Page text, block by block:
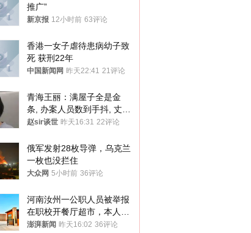
推广”
新京报 12小时前 63评论
香港一女子虐待患病幼子致
死 获刑22年
中国新闻网 昨天22:41 21评论
青海王丽：满屋子全是金
条, 办案人员数到手抖, 丈夫
受不了提前离场
赵sir谈世 昨天16:31 22评论
俄军发射28枚导弹，乌克兰
一枚也没拦住
大众网 5小时前 36评论
河南汝州一公职人员被举报
在职校开餐厅超市，本人回
应称“是给别人帮忙”
澎湃新闻 昨天16:02 36评论